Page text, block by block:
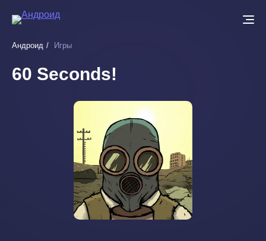
основному
Андроид Игры
60 Seconds!